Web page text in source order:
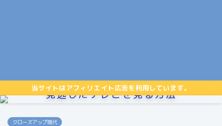
当サイトはアフィリエイト広告を利用しています。
見逃したテレビを見る方法
クローズアップ現代